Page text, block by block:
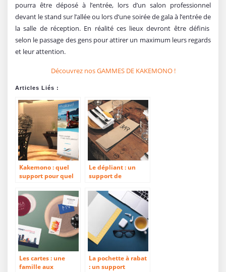
pourra être déposé à l’entrée, lors d’un salon professionnel
devant le stand sur l’allée ou lors d’une soirée de gala à l’entrée de
la salle de réception. En réalité ces lieux devront être définis
selon le passage des gens pour attirer un maximum leurs regards
et leur attention.
Découvrez nos GAMMES DE KAKEMONO !
Articles Liés :
Kakemono : quel
support pour quel
Le dépliant : un
support de
multiples usages
Les cartes : une
famille aux
La pochette à rabat
: un support